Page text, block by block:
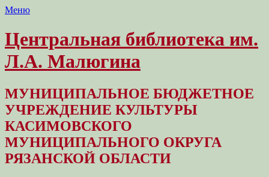
Меню
Центральная библиотека им.
Л.А. Малюгина
МУНИЦИПАЛЬНОЕ БЮДЖЕТНОЕ
УЧРЕЖДЕНИЕ КУЛЬТУРЫ
КАСИМОВСКОГО
МУНИЦИПАЛЬНОГО ОКРУГА
РЯЗАНСКОЙ ОБЛАСТИ